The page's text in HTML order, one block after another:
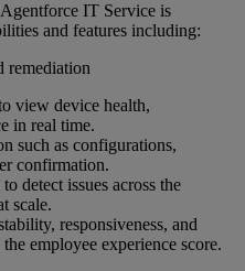
IT Service is
and features including:
remediation
view device health,
in real time.
such as configurations,
confirmation.
detect issues across the
scale.
responsiveness, and
employee experience score.